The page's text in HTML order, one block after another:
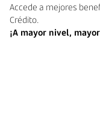
Accede a mejores
Crédito.
¡A mayor nivel,